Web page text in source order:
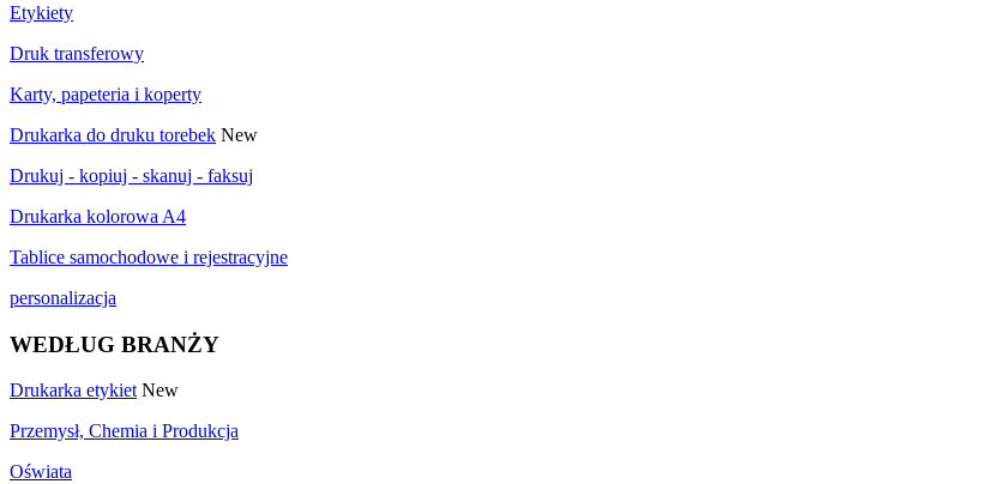
Etykiety
Druk transferowy
Karty, papeteria i koperty
Drukarka do druku torebek New
Drukuj - kopiuj - skanuj - faksuj
Drukarka kolorowa A4
Tablice samochodowe i rejestracyjne
personalizacja
WEDŁUG BRANŻY
Drukarka etykiet New
Przemysł, Chemia i Produkcja
Oświata